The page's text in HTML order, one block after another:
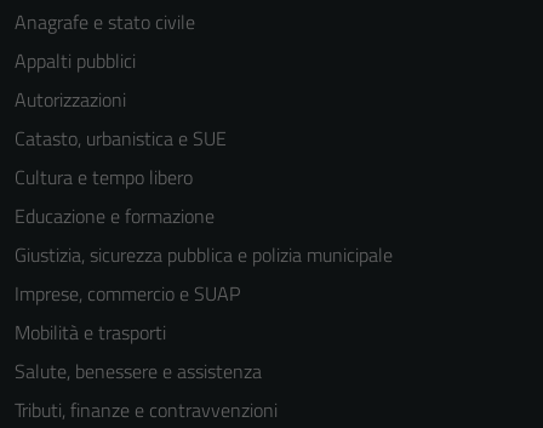
Anagrafe e stato civile
Appalti pubblici
Autorizzazioni
Catasto, urbanistica e SUE
Cultura e tempo libero
Educazione e formazione
Giustizia, sicurezza pubblica e polizia municipale
Imprese, commercio e SUAP
Mobilità e trasporti
Salute, benessere e assistenza
Tributi, finanze e contravvenzioni
sono necessari